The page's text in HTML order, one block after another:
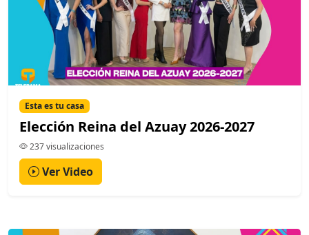
Esta es tu casa
Elección Reina del Azuay 2026-2027
237 visualizaciones
Ver Video